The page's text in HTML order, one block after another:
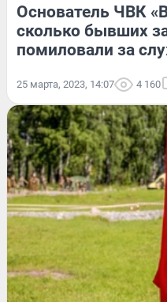
Основатель ЧВК
сколько бывших
помиловали за
25 марта, 2023, 14:07 4 160